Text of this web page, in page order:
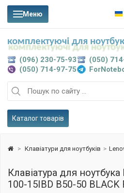
Меню
Каталог товарів
(096) 230-75-93
(050) 714-97-75
(050)
комплектуючі для
> Клавіатури для ноутбуків >
Клавіатура для ноутбука
100-15IBD B50-50 BLACK